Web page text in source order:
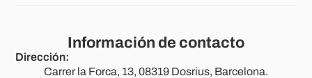
Información de contacto
Dirección:
Carrer la Forca, 13, 08319 Dosrius, Barcelona.